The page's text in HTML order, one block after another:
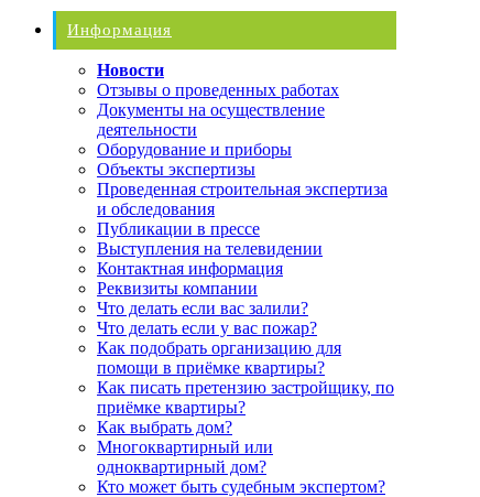
Информация
Новости
Отзывы о проведенных работах
Документы на осуществление
деятельности
Оборудование и приборы
Объекты экспертизы
Проведенная строительная экспертиза
и обследования
Публикации в прессе
Выступления на телевидении
Контактная информация
Реквизиты компании
Что делать если вас залили?
Что делать если у вас пожар?
Как подобрать организацию для
помощи в приёмке квартиры?
Как писать претензию застройщику, по
приёмке квартиры?
Как выбрать дом?
Многоквартирный или
одноквартирный дом?
Кто может быть судебным экспертом?